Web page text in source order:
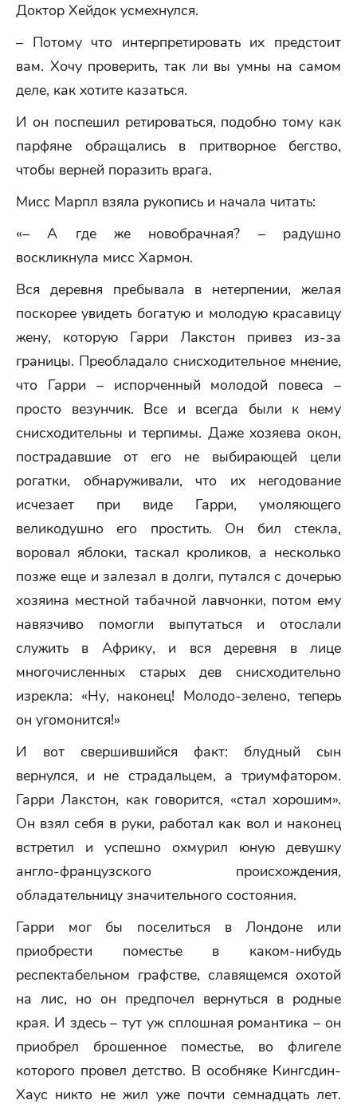
Доктор Хейдок усмехнулся.
– Потому что интерпретировать их предстоит
вам. Хочу проверить, так ли вы умны на самом
деле, как хотите казаться.
И он поспешил ретироваться, подобно тому как
парфяне обращались в притворное бегство,
чтобы верней поразить врага.
Мисс Марпл взяла рукопись и начала читать:
«– А где же новобрачная? – радушно
воскликнула мисс Хармон.
Вся деревня пребывала в нетерпении, желая
поскорее увидеть богатую и молодую красавицу
жену, которую Гарри Лакстон привез из-за
границы. Преобладало снисходительное мнение,
что Гарри – испорченный молодой повеса –
просто везунчик. Все и всегда были к нему
снисходительны и терпимы. Даже хозяева окон,
пострадавшие от его не выбирающей цели
рогатки, обнаруживали, что их негодование
исчезает при виде Гарри, умоляющего
великодушно его простить. Он бил стекла,
воровал яблоки, таскал кроликов, а несколько
позже еще и залезал в долги, путался с дочерью
хозяина местной табачной лавчонки, потом ему
навязчиво помогли выпутаться и отослали
служить в Африку, и вся деревня в лице
многочисленных старых дев снисходительно
изрекла: «Ну, наконец! Молодо-зелено, теперь
он угомонится!»
И вот свершившийся факт: блудный сын
вернулся, и не страдальцем, а триумфатором.
Гарри Лакстон, как говорится, «стал хорошим».
Он взял себя в руки, работал как вол и наконец
встретил и успешно охмурил юную девушку
англо-французского происхождения,
обладательницу значительного состояния.
Гарри мог бы поселиться в Лондоне или
приобрести поместье в каком-нибудь
респектабельном графстве, славящемся охотой
на лис, но он предпочел вернуться в родные
края. И здесь – тут уж сплошная романтика – он
приобрел брошенное поместье, во флигеле
которого провел детство. В особняке Кингсдин-
Хаус никто не жил уже почти семнадцать лет.